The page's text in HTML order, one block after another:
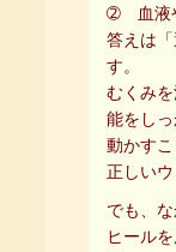
➁ 血液
答えは
す。
むくみ
能をしっ
動かすこ
正しいウ
でも、
ヒール